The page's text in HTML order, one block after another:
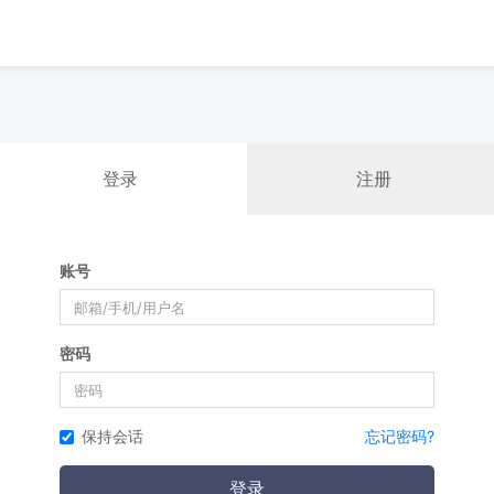
登录 注册
账号
密码
保持会话 忘记密码?
登录